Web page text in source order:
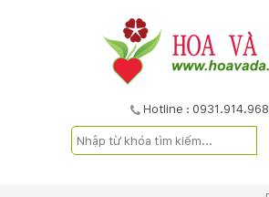
Hotline : 0931.914.968